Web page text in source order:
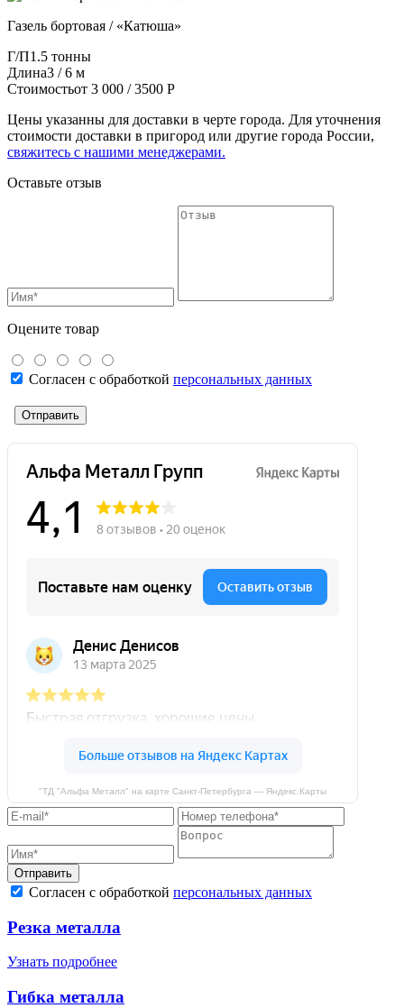
Газель бортовая / «Катюша»
Г/П1.5 тонны
Длина3 / 6 м
Стоимостьот 3 000 / 3500 Р
Цены указанны для доставки в черте города. Для уточнения
стоимости доставки в пригород или другие города России,
свяжитесь с нашими менеджерами.
Оставьте отзыв
Оцените товар
Согласен с обработкой персональных данных
Отправить
"ТД "Альфа Металл" на карте Санкт‑Петербурга — Яндекс.Карты
Отправить
Согласен с обработкой персональных данных
Резка металла
Узнать подробнее
Гибка металла